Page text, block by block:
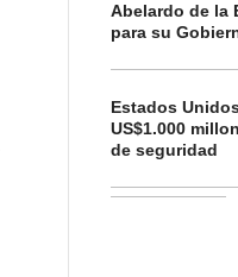
Abelardo de la
para su
Estados
US$1.000
de seguridad